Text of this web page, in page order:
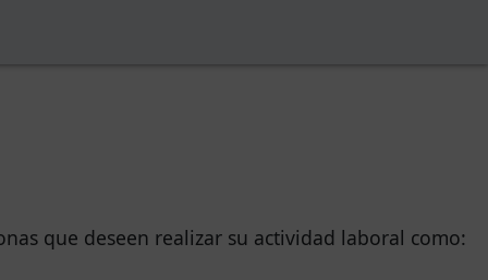
que deseen realizar su actividad laboral como: